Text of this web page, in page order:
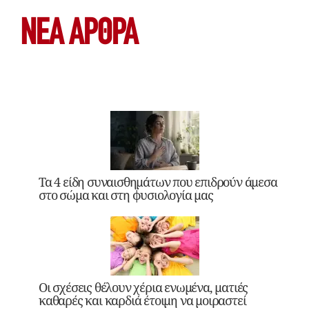
ΝΕΑ ΆΡΘΡΑ
Τα 4 είδη συναισθημάτων που επιδρούν άμεσα
στο σώμα και στη φυσιολογία μας
Οι σχέσεις θέλουν χέρια ενωμένα, ματιές
καθαρές και καρδιά έτοιμη να μοιραστεί